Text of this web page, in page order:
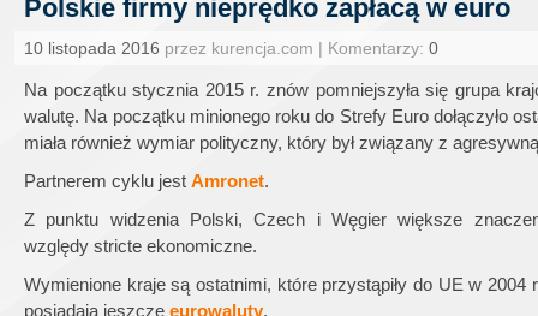
Polskie firmy nieprędko zapłacą w euro
10 listopada 2016 przez kurencja.com | Komentarzy: 0
Na początku stycznia 2015 r. znów pomniejszyła się grupa
walutę. Na początku minionego roku do Strefy Euro dołączyło
miała również wymiar polityczny, który był związany z
Partnerem cyklu jest Amronet.
Z punktu widzenia Polski, Czech i Węgier większe
względy stricte ekonomiczne.
Wymienione kraje są ostatnimi, które przystąpiły do UE w 2004
posiadają jeszcze eurowaluty.